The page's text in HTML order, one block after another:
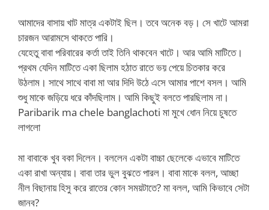
আমাদের বাসায় খাট মাত্র একটাই ছিল। তবে অনেক বড়। সে খাটে আমরা
চারজন আরামসে থাকতে পারি।
যেহেতু বাবা পরিবারের কর্তা তাই তিনি থাকবেন খাটে। আর আমি মাটিতে।
প্রথম যেদিন মাটিতে একা ছিলাম হঠাত রাতে ভয় পেয়ে চিতকার করে
উঠলাম। সাথে সাথে বাবা মা আর দিদি উঠে এসে আমার পাশে বসল। আমি
শুধু মাকে জড়িয়ে ধরে কাঁদছিলাম। আমি কিছুই বলতে পারছিলাম না।
Paribarik ma chele banglachoti মা মুখে ধোন নিয়ে চুষতে
লাগলো
মা বাবাকে খুব বকা দিলেন। বললেন একটা বাচ্চা ছেলেকে এভাবে মাটিতে
একা রাখা অন্যায়। বাবা তার ভুল বুঝতে পারল। বাবা মাকে বলল, আচ্ছা
নীল বিছানায় হিসু করে রাতের কোন সময়টাতে? মা বলল, আমি কিভাবে সেটা
জানব?